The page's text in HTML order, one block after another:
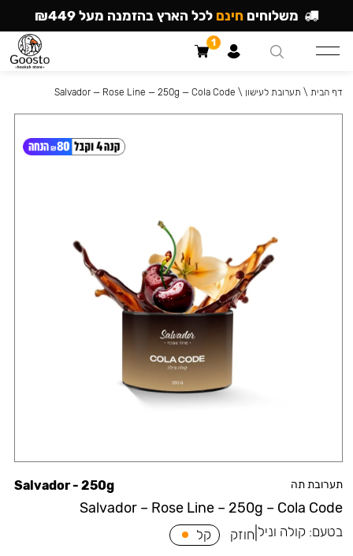
תערובת תה
Salvador – Rose Line – 250g – Cola Code
Salvador - 250g
בטעם: קולה וניל חוזק קל
דף הבית \ תערובת לעישון \
Salvador — Rose Line — 250g — Cola Code
משלוחים חינם לכל הארץ בהזמנה מעל ₪449
1